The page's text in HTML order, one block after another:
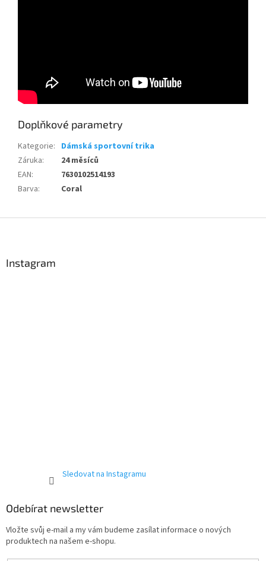
Doplňkové parametry
Kategorie: Dámská sportovní trika
Záruka:
24 měsíců
EAN:
7630102514193
Barva: Coral
Instagram
Sledovat na Instagramu
Odebírat newsletter
Vložte svůj e-mail a my vám budeme zasílat informace o nových
produktech na našem e-shopu.
Powered by chaterimo